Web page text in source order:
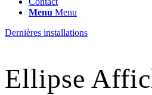
Menu Menu
Dernières installations
Ellipse